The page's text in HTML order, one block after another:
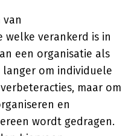
van
welke verankerd is in
een organisatie als
om individuele
maar om
en
wordt gedragen.